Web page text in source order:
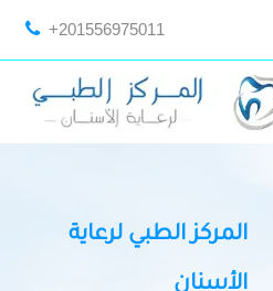
+201556975011
المركز الطبي لرعاية
الأسنان